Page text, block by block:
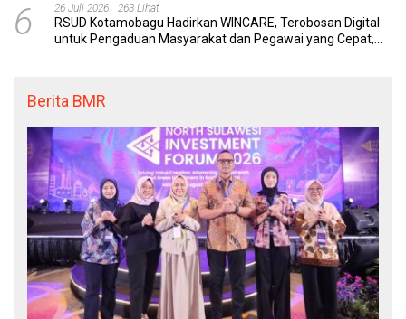
6 26 Juli 2026 263 Lihat
RSUD Kotamobagu Hadirkan WINCARE, Terobosan Digital
untuk Pengaduan Masyarakat dan Pegawai yang Cepat,
Berita BMR